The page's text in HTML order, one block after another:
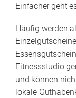
Einfacher geht
Häufig werden
Fitnessstudio
und können
lokale